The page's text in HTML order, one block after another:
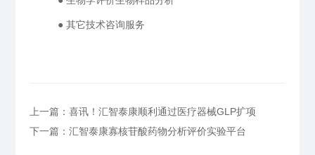
● 其它技术咨询服务
上一篇：喜讯！汇智泰康顺利通过医疗器械GLP扩项
下一篇：汇智泰康寡核苷酸药物分析评价实验平台